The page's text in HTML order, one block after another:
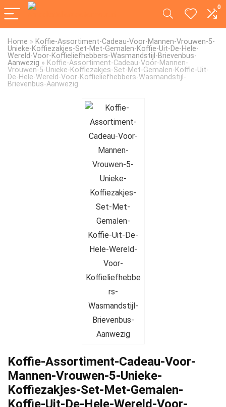
0
Home » Koffie-Assortiment-Cadeau-Voor-Mannen-Vrouwen-5-
Unieke-Koffiezakjes-Set-Met-Gemalen-Koffie-Uit-De-Hele-
Wereld-Voor-Koffieliefhebbers-Wasmandstijl-Brievenbus-
Aanwezig » Koffie-Assortiment-Cadeau-Voor-Mannen-
Vrouwen-5-Unieke-Koffiezakjes-Set-Met-Gemalen-Koffie-Uit-
De-Hele-Wereld-Voor-Koffieliefhebbers-Wasmandstijl-
Brievenbus-Aanwezig
Koffie-Assortiment-Cadeau-Voor-
Mannen-Vrouwen-5-Unieke-
Koffiezakjes-Set-Met-Gemalen-
Koffie-Uit-De-Hele-Wereld-Voor-